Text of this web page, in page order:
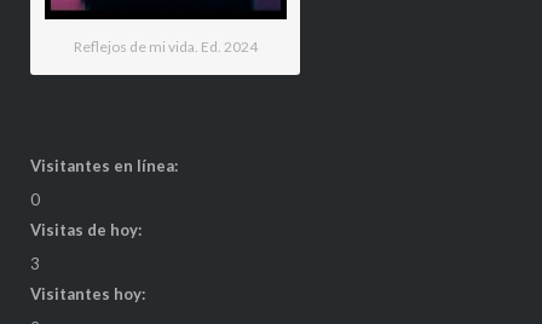
Reflejos de mi vida. Ed. 2024
Visitantes en línea:
0
Visitas de hoy:
3
Visitantes hoy: